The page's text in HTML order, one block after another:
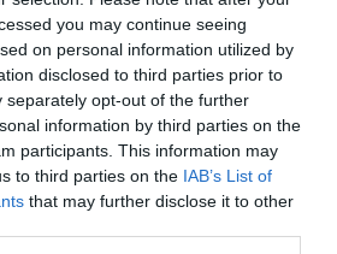
you may continue seeing
on personal information utilized by
disclosed to third parties prior to
separately opt-out of the further
information by third parties on the
participants. This information may
to third parties on the IAB’s List of
that may further disclose it to other